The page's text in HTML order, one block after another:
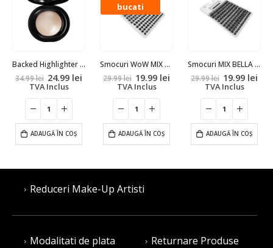
Backed Highlighter – Ivory
34.99lei Prețul
inițial
a
fost:
34.99 lei.
24.99 lei Prețul
curent
24.99 lei.
TVA Inclus
ADAUGĂ ÎN COȘ
bucati
Smocuri WoW MIX – BIG PACK
29.99lei Prețul
inițial
a
fost:
29.99 lei.
19.99 lei Prețul
curent
19.99 lei.
TVA Inclus
ADAUGĂ ÎN COȘ
Smocuri MIX BELLA – BIG PACK
29.99lei Prețul
inițial
a
fost:
29.99 lei.
19.99 lei
TVA Inclus
ADAUGĂ ÎN COȘ
Reduceri Make-Up Artisti
Modalitati de plata Returnare Produse